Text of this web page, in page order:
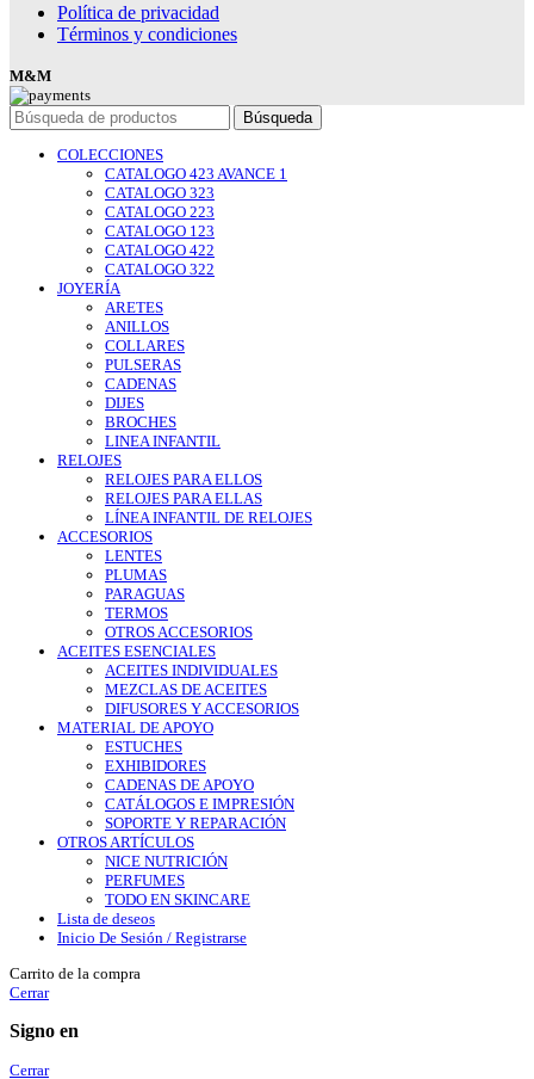
Política de privacidad
Términos y condiciones
M&M
Búsqueda
COLECCIONES
CATALOGO 423 AVANCE 1
CATALOGO 323
CATALOGO 223
CATALOGO 123
CATALOGO 422
CATALOGO 322
JOYERÍA
ARETES
ANILLOS
COLLARES
PULSERAS
CADENAS
DIJES
BROCHES
LINEA INFANTIL
RELOJES
RELOJES PARA ELLOS
RELOJES PARA ELLAS
LÍNEA INFANTIL DE RELOJES
ACCESORIOS
LENTES
PLUMAS
PARAGUAS
TERMOS
OTROS ACCESORIOS
ACEITES ESENCIALES
ACEITES INDIVIDUALES
MEZCLAS DE ACEITES
DIFUSORES Y ACCESORIOS
MATERIAL DE APOYO
ESTUCHES
EXHIBIDORES
CADENAS DE APOYO
CATÁLOGOS E IMPRESIÓN
SOPORTE Y REPARACIÓN
OTROS ARTÍCULOS
NICE NUTRICIÓN
PERFUMES
TODO EN SKINCARE
Lista de deseos
Inicio De Sesión / Registrarse
Carrito de la compra
Cerrar
Signo en
Cerrar